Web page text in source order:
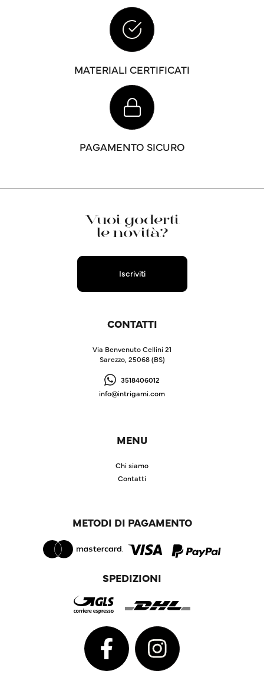
MATERIALI CERTIFICATI
PAGAMENTO SICURO
Vuoi goderti
le novità?
Iscriviti
CONTATTI
Via Benvenuto Cellini 21
Sarezzo, 25068 (BS)
3518406012
info@intrigami.com
MENU
Chi siamo
Contatti
METODI DI PAGAMENTO
SPEDIZIONI